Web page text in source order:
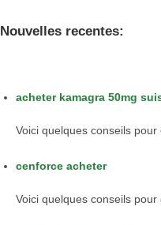
Nouvelles recentes:
acheter kamagra 50mg
Voici quelques conseils pour
cenforce acheter
Voici quelques conseils pour